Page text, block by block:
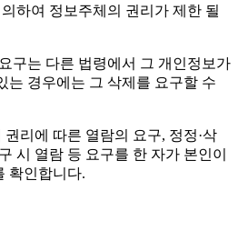
하여 정보주체의 권리가 제한 될
구는 다른 법령에서 그 개인정보가
는 경우에는 그 삭제를 요구할 수
리에 따른 열람의 요구, 정정·삭
시 열람 등 요구를 한 자가 본인이
확인합니다.